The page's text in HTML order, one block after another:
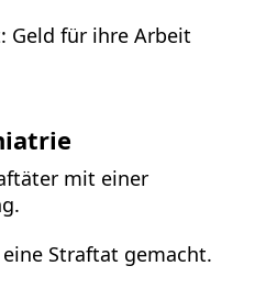
Geld für ihre Arbeit
mit einer
Straftat gemacht.